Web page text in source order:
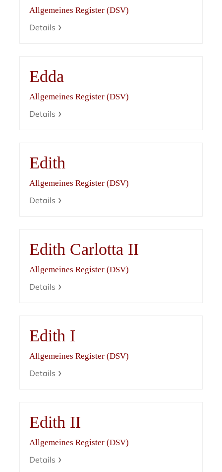
Allgemeines Register (DSV)
Details
Edda
Allgemeines Register (DSV)
Details
Edith
Allgemeines Register (DSV)
Details
Edith Carlotta II
Allgemeines Register (DSV)
Details
Edith I
Allgemeines Register (DSV)
Details
Edith II
Allgemeines Register (DSV)
Details